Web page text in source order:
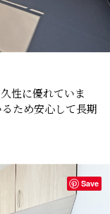
性に優れていま
ため安心して長期
Save